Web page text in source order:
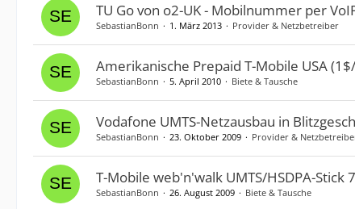
TU Go von o2-UK - Mobilnummer per
SebastianBonn 1. März 2013 Provider & Netzbetreiber
Amerikanische Prepaid T-Mobile USA
SebastianBonn 5. April 2010 Biete & Tausche
Vodafone UMTS-Netzausbau in
SebastianBonn 23. Oktober 2009 Provider &
T-Mobile web'n'walk UMTS/HSDPA-Stick
SebastianBonn 26. August 2009 Biete & Tausche